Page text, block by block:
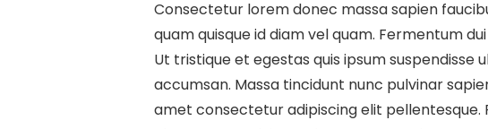
Consectetur lorem donec massa sapien
quam quisque id diam vel quam. Fermentum
Ut tristique et egestas quis ipsum
accumsan. Massa tincidunt nunc pulvinar
amet consectetur adipiscing elit pellentesque.